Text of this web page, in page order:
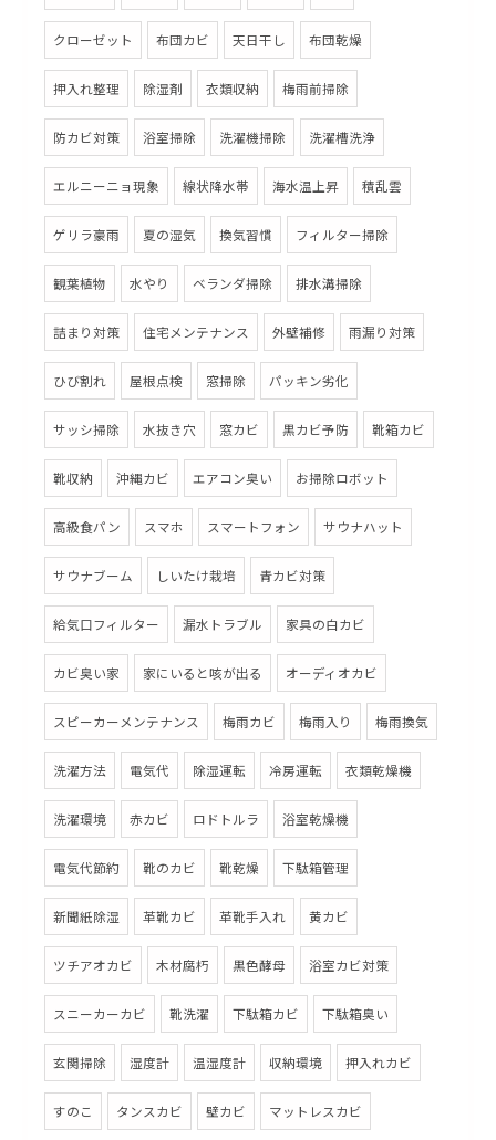
クローゼット 布団カビ 天日干し 布団乾燥
押入れ整理 除湿剤 衣類収納 梅雨前掃除
防カビ対策 浴室掃除 洗濯機掃除 洗濯槽洗浄
エルニーニョ現象 線状降水帯 海水温上昇 積乱雲
ゲリラ豪雨 夏の湿気 換気習慣 フィルター掃除
観葉植物 水やり ベランダ掃除 排水溝掃除
詰まり対策 住宅メンテナンス 外壁補修 雨漏り対策
ひび割れ 屋根点検 窓掃除 パッキン劣化
サッシ掃除 水抜き穴 窓カビ 黒カビ予防 靴箱カビ
靴収納 沖縄カビ エアコン臭い お掃除ロボット
高級食パン スマホ スマートフォン サウナハット
サウナブーム しいたけ栽培 青カビ対策
給気口フィルター 漏水トラブル 家具の白カビ
カビ臭い家 家にいると咳が出る オーディオカビ
スピーカーメンテナンス 梅雨カビ 梅雨入り 梅雨換気
洗濯方法 電気代 除湿運転 冷房運転 衣類乾燥機
洗濯環境 赤カビ ロドトルラ 浴室乾燥機
電気代節約 靴のカビ 靴乾燥 下駄箱管理
新聞紙除湿 革靴カビ 革靴手入れ 黄カビ
ツチアオカビ 木材腐朽 黒色酵母 浴室カビ対策
スニーカーカビ 靴洗濯 下駄箱カビ 下駄箱臭い
玄関掃除 湿度計 温湿度計 収納環境 押入れカビ
すのこ タンスカビ 壁カビ マットレスカビ